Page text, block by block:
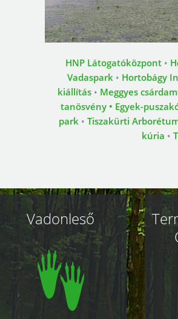
HNP Látogatóközpont •
Vadaspark • Hortobágy
kiállítás• Meggyes
tanösvény • Egyek-
park • Tiszakürti
kúria •
Vadonleső